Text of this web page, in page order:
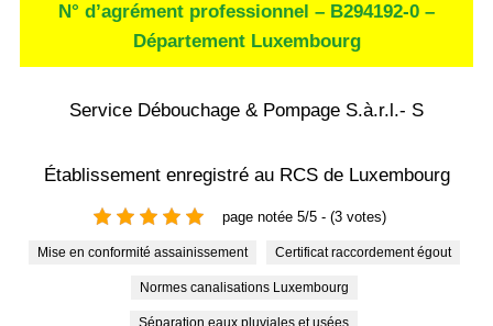
N° d’agrément professionnel – B294192-0 –
Département Luxembourg
Service Débouchage & Pompage S.à.r.l.- S
Établissement enregistré au RCS de Luxembourg
page notée 5/5 - (3 votes)
Mise en conformité assainissement Certificat raccordement égout
Normes canalisations Luxembourg